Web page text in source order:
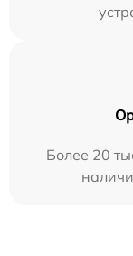
Более 20